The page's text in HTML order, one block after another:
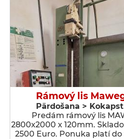
Rámový lis
Pārdošana >
Predám rámový lis
2800x2000 x 120mm.
2500 Euro. Ponuka platí